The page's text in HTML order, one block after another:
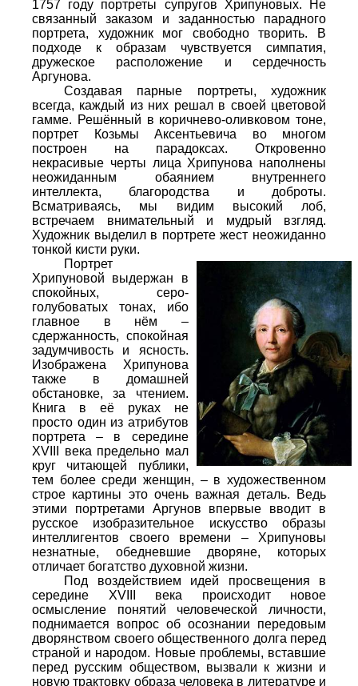
1757 году портреты супругов Хрипуновых. Не
связанный заказом и заданностью парадного
портрета, художник мог свободно творить. В
подходе к образам чувствуется симпатия,
дружеское расположение и сердечность
Аргунова.
Создавая парные портреты, художник
всегда, каждый из них решал в своей цветовой
гамме. Решённый в коричнево-оливковом тоне,
портрет Козьмы Аксентьевича во многом
построен на парадоксах. Откровенно
некрасивые черты лица Хрипунова наполнены
неожиданным обаянием внутреннего
интеллекта, благородства и доброты.
Всматриваясь, мы видим высокий лоб,
встречаем внимательный и мудрый взгляд.
Художник выделил в портрете жест неожиданно
тонкой кисти руки.
Портрет
Хрипуновой выдержан в
спокойных, серо-
голубоватых тонах, ибо
главное в нём –
сдержанность, спокойная
задумчивость и ясность.
Изображена Хрипунова
также в домашней
обстановке, за чтением.
Книга в её руках не
просто один из атрибутов
портрета – в середине
XVIII века предельно мал
круг читающей публики,
тем более среди женщин, – в художественном
строе картины это очень важная деталь. Ведь
этими портретами Аргунов впервые вводит в
русское изобразительное искусство образы
интеллигентов своего времени – Хрипуновы
незнатные, обедневшие дворяне, которых
отличает богатство духовной жизни.
Под воздействием идей просвещения в
середине XVIII века происходит новое
осмысление понятий человеческой личности,
поднимается вопрос об осознании передовым
дворянством своего общественного долга перед
страной и народом. Новые проблемы, вставшие
перед русским обществом, вызвали к жизни и
новую трактовку образа человека в литературе и